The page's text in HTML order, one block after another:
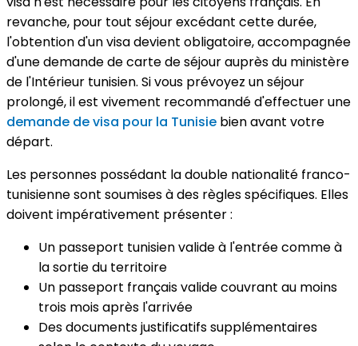
revanche, pour tout séjour excédant cette durée,
l'obtention d'un visa devient obligatoire, accompagnée
d'une demande de carte de séjour auprès du ministère
de l'Intérieur tunisien. Si vous prévoyez un séjour
prolongé, il est vivement recommandé d'effectuer une
demande de visa pour la Tunisie bien avant votre
départ.
Les personnes possédant la double nationalité franco-
tunisienne sont soumises à des règles spécifiques. Elles
doivent impérativement présenter :
Un passeport tunisien valide à l'entrée comme à
la sortie du territoire
Un passeport français valide couvrant au moins
trois mois après l'arrivée
Des documents justificatifs supplémentaires